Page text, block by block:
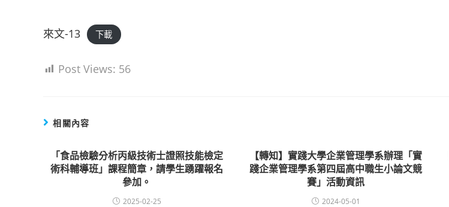
來文-13 下載
Post Views: 56
相關內容
「食品檢驗分析丙級技術士證照技能檢定
術科輔導班」課程簡章，請學生踴躍報名
參加。
2025-02-25
【轉知】實踐大學企業管理學系辦理「實
踐企業管理學系第四屆高中職生小論文競
賽」活動資訊
2024-05-01